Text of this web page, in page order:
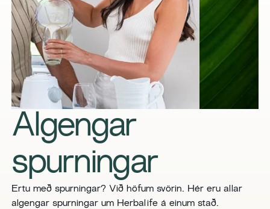
Algengar
spurningar
Ertu með spurningar? Við höfum svörin. Hér eru allar
algengar spurningar um Herbalife á einum stað.